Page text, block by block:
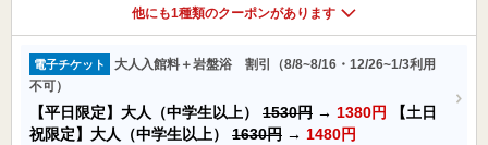
他にも1種類のクーポンがあります
電子チケット
大人入館料＋岩盤浴 割引（8/8~8/16・12/26~1/3利用
不可）
【平日限定】大人（中学生以上） 1530円 → 1380円
【土日
祝限定】大人（中学生以上） 1630円 → 1480円